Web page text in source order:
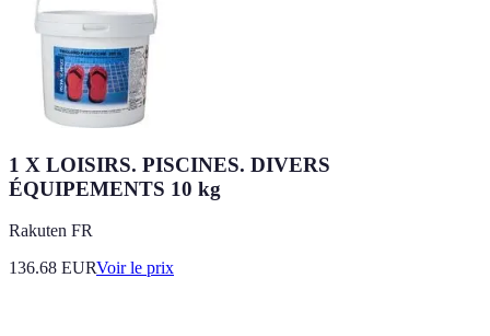
1 X LOISIRS. PISCINES. DIVERS
ÉQUIPEMENTS 10 kg
Rakuten FR
136.68 EURVoir le prix